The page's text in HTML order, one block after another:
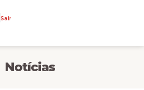
Sair
Notícias